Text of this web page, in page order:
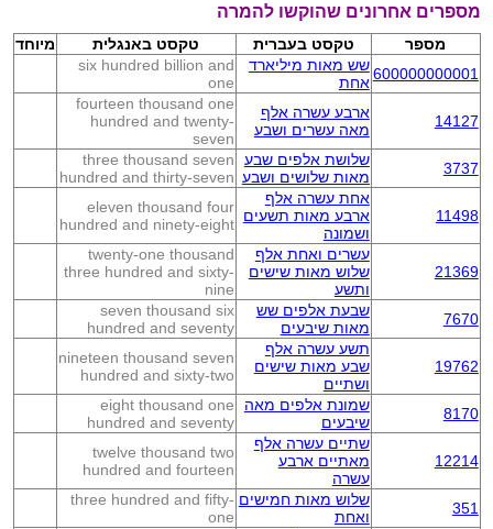
מספרים אחרונים שהוקשו להמרה
מספר טקסט בעברית טקסט באנגלית
מיוחד
600000000001 שש מאות מיליארד
אחת
six hundred billion and
one
14127
ארבע עשרה אלף
מאה עשרים ושבע
fourteen thousand one
hundred and twenty-
seven
3737
שלושת אלפים שבע
מאות שלושים ושבע
three thousand seven
hundred and thirty-seven
11498
אחת עשרה אלף
ארבע מאות תשעים
ושמונה
eleven thousand four
hundred and ninety-eight
21369
עשרים ואחת אלף
שלוש מאות שישים
ותשע
twenty-one thousand
three hundred and sixty-
nine
7670
שבעת אלפים שש
מאות שיבעים
seven thousand six
hundred and seventy
19762
תשע עשרה אלף
שבע מאות שישים
ושתיים
nineteen thousand seven
hundred and sixty-two
8170
שמונת אלפים מאה
שיבעים
eight thousand one
hundred and seventy
12214
שתיים עשרה אלף
מאתיים ארבע
עשרה
twelve thousand two
hundred and fourteen
351
שלוש מאות חמישים
ואחת
three hundred and fifty-
one